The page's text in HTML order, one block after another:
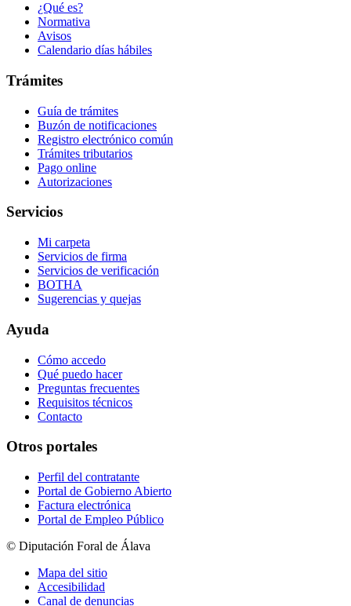
¿Qué es?
Normativa
Avisos
Calendario días hábiles
Trámites
Guía de trámites
Buzón de notificaciones
Registro electrónico común
Trámites tributarios
Pago online
Autorizaciones
Servicios
Mi carpeta
Servicios de firma
Servicios de verificación
BOTHA
Sugerencias y quejas
Ayuda
Cómo accedo
Qué puedo hacer
Preguntas frecuentes
Requisitos técnicos
Contacto
Otros portales
Perfil del contratante
Portal de Gobierno Abierto
Factura electrónica
Portal de Empleo Público
© Diputación Foral de Álava
Mapa del sitio
Accesibilidad
Canal de denuncias